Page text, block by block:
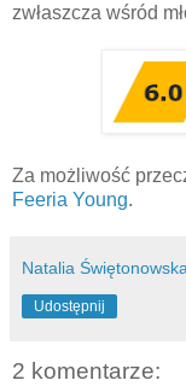
zwłaszcza wśród
Za możliwość
Feeria Young.
Natalia Świętonowska
Udostępnij
2 komentarze: